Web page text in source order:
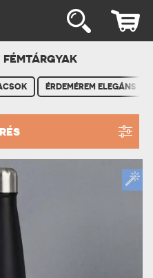
ÉRDEMÉREM ELEGÁNS